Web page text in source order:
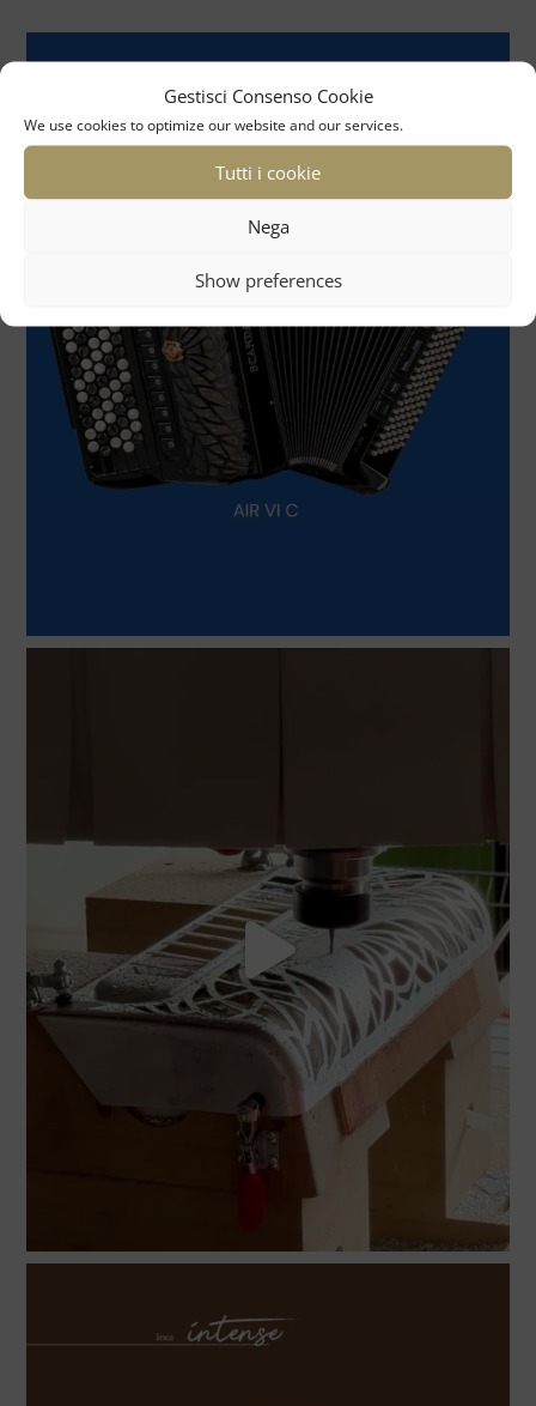
Gestisci Consenso Cookie
We use cookies to optimize our website and our services.
Tutti i cookie
Nega
Show preferences